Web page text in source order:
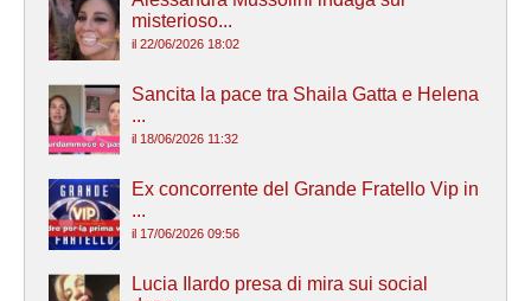
misterioso...
il 22/06/2026 18:02
Sancita la pace tra Shaila Gatta e Helena
...
il 18/06/2026 11:32
Ex concorrente del Grande Fratello Vip in
...
il 17/06/2026 09:56
Lucia Ilardo presa di mira sui social